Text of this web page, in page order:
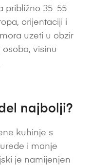
približno 35–55
orijentaciji i
uzeti u obzir
osoba, visinu
najbolji?
kuhinje s
i manje
je namijenjen